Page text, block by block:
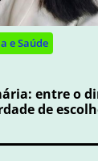
e Saúde
entre o
de